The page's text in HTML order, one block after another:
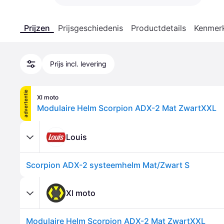
Prijzen Prijsgeschiedenis Productdetails
Prijs incl. levering
advertentie Xl moto
Modulaire Helm Scorpion ADX-2 Mat ZwartXXL
Louis
Scorpion ADX-2 systeemhelm Mat/Zwart S
Xl moto
Modulaire Helm Scorpion ADX-2 Mat ZwartXXL